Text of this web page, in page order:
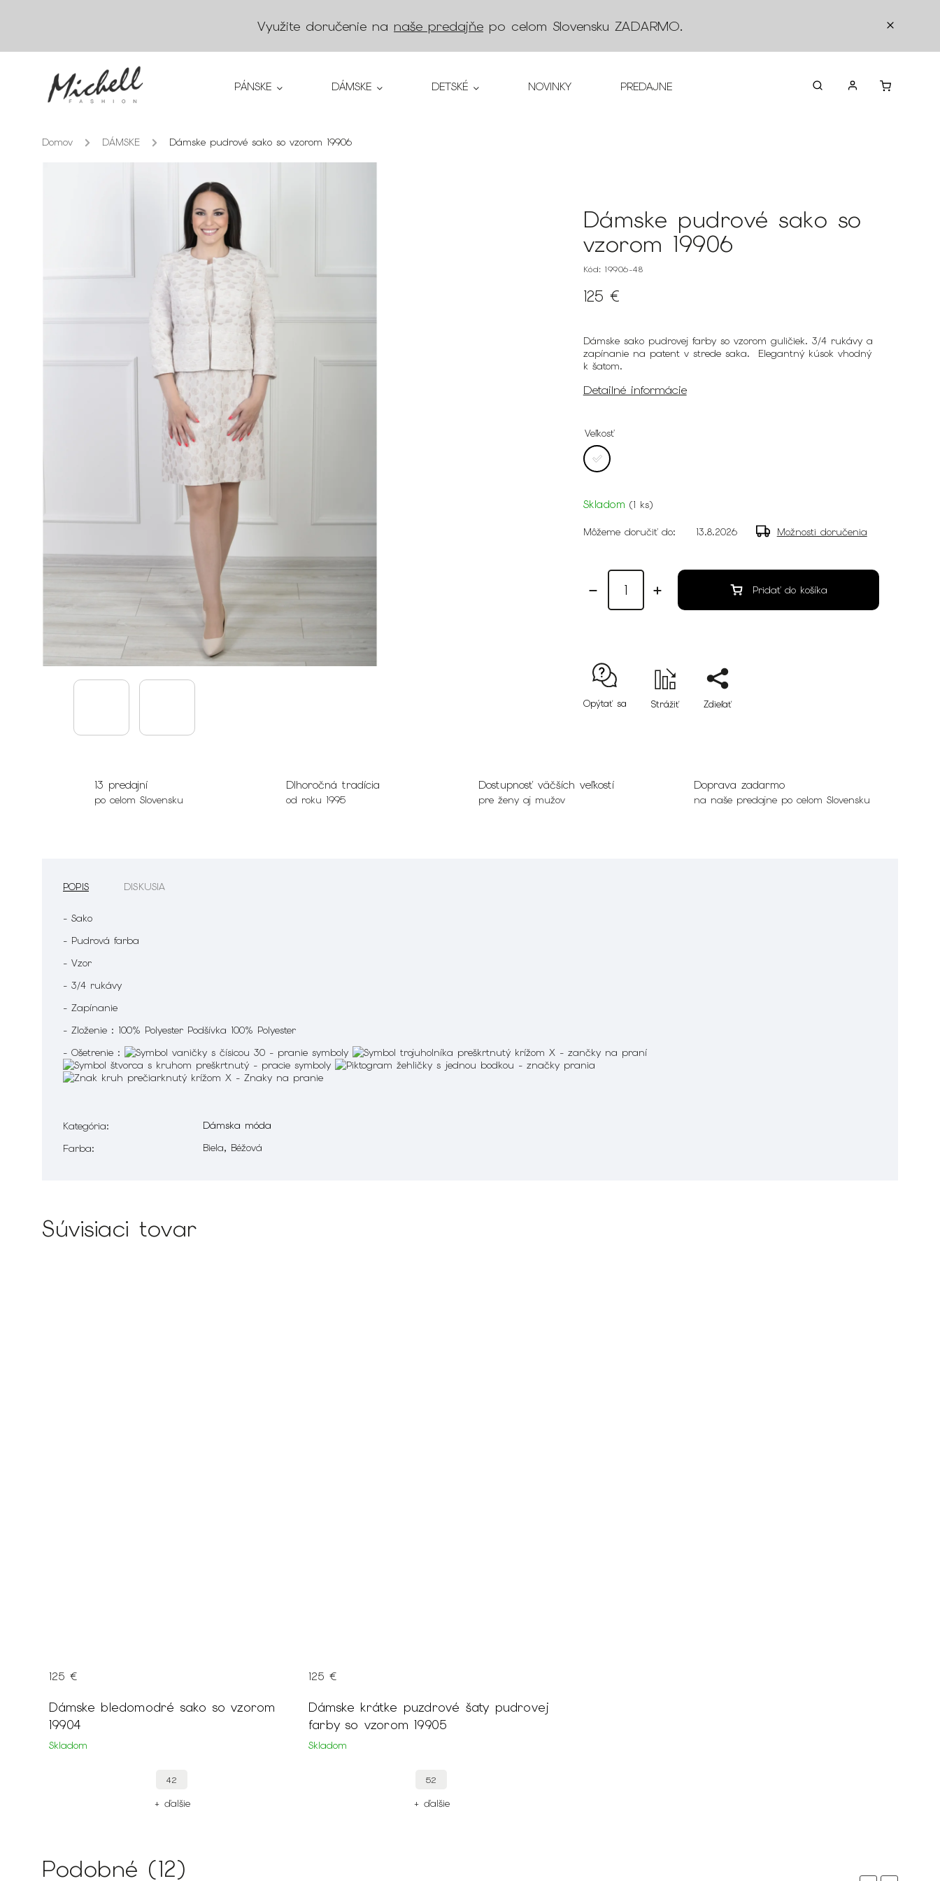
Využite doručenie na naše predajňe po celom Slovensku ZADARMO.
PÁNSKE DÁMSKE DETSKÉ NOVINKY PREDAJNE KONTAKTY
Domov / DÁMSKE / Dámske pudrové sako so vzorom 19906
Dámske pudrové sako so
vzorom 19906
Kód: 19906-48
125 €
Dámske sako pudrovej farby so vzorom guličiek. 3/4 rukávy a
zapínanie na patent v strede saka. Elegantný kúsok vhodný
k šatom.
Detailné informácie
Veľkosť
Skladom (1 ks)
Môžeme doručiť do: 13.8.2026 Možnosti doručenia
Pridať do košíka
Opýtať sa Strážiť Zdieľať
13 predajní
po celom Slovensku
Dlhoročná tradícia
od roku 1995
Dostupnosť väčších veľkostí
pre ženy aj mužov
Doprava zadarmo
na naše predajne po celom Slovensku
POPIS DISKUSIA
- Sako
- Pudrová farba
- Vzor
- 3/4 rukávy
- Zapínanie
- Zloženie : 100% Polyester Podšívka 100% Polyester
- Ošetrenie :
Kategória:
Dámska móda
Farba: Biela, Béžová
Súvisiaci tovar
Dámske bledomodré sako so vzorom
19904
Skladom
125 €
42
+ ďalšie
Dámske krátke puzdrové šaty pudrovej
farby so vzorom 19905
Skladom
125 €
52
+ ďalšie
Podobné (12)